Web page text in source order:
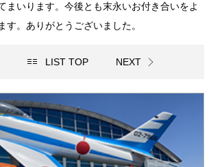
まいります。今後とも末永いお付き合いをよ
す。ありがとうございました。
LIST TOP NEXT